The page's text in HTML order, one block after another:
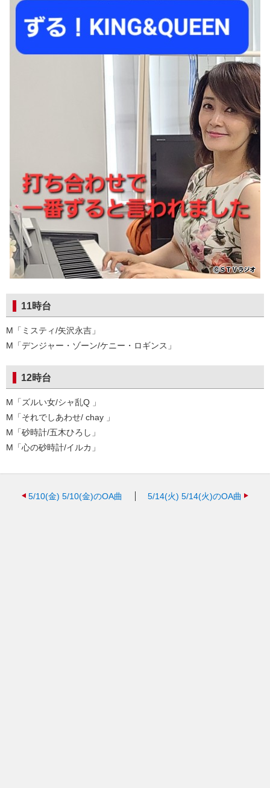
11時台
M「ミスティ/矢沢永吉」
M「デンジャー・ゾーン/ケニー・ロギンス」
12時台
M「ズルい女/シャ乱Q 」
M「それでしあわせ/ chay 」
M「砂時計/五木ひろし」
M「心の砂時計/イルカ」
5/10(金) 5/10(金)のOA曲 5/14(火) 5/14(火)のOA曲